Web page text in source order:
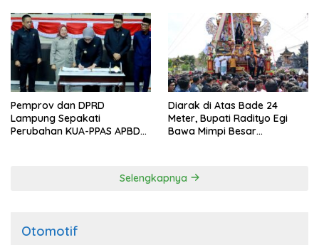
Pemprov dan DPRD
Lampung Sepakati
Perubahan KUA-PPAS APBD
Diarak di Atas Bade 24
Meter, Bupati Radityo Egi
Bawa Mimpi Besar
Selengkapnya
Otomotif